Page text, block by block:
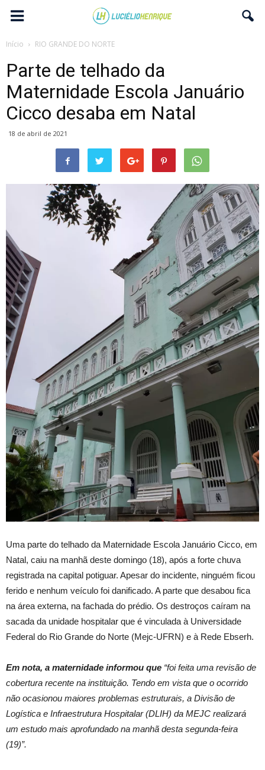
Início RIO GRANDE DO NORTE
Parte de telhado da
Maternidade Escola Januário
Cicco desaba em Natal
18 de abril de 2021
Uma parte do telhado da Maternidade Escola Januário Cicco, em
Natal, caiu na manhã deste domingo (18), após a forte chuva
registrada na capital potiguar. Apesar do incidente, ninguém ficou
ferido e nenhum veículo foi danificado. A parte que desabou fica
na área externa, na fachada do prédio. Os destroços caíram na
sacada da unidade hospitalar que é vinculada à Universidade
Federal do Rio Grande do Norte (Mejc-UFRN) e à Rede Ebserh.
Em nota, a maternidade informou que “foi feita uma revisão de
cobertura recente na instituição. Tendo em vista que o ocorrido
não ocasionou maiores problemas estruturais, a Divisão de
Logística e Infraestrutura Hospitalar (DLIH) da MEJC realizará
um estudo mais aprofundado na manhã desta segunda-feira
(19)”.